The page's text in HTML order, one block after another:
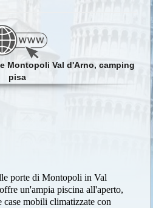
Montopoli Val d'Arno, camping
pisa
porte di Montopoli in Val
un'ampia piscina all'aperto,
case mobili climatizzate con